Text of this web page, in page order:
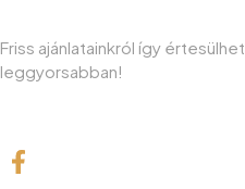
Friss ajánlatainkról így értesülhet
leggyorsabban!